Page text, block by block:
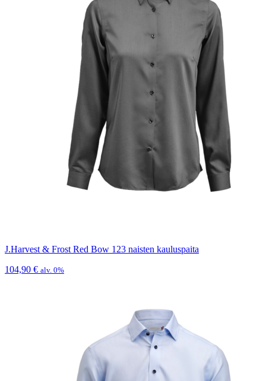
J.Harvest & Frost Red Bow 123 naisten kauluspaita
104,90 € alv. 0%